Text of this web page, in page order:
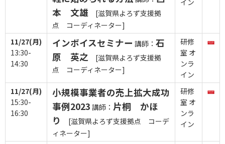
本 文雄 [滋賀県よろず支援拠
点 コーディネーター]
イン
11/27(月)
13:30-
14:30
インボイスセミナー 講師： 石
原 英之 [滋賀県よろず支援拠
点 コーディネーター]
研修
室 オ
ンラ
イン
11/27(月)
15:30-
16:30
小規模事業者の売上拡大成功
事例2023 講師： 片桐 かほ
り
[滋賀県よろず支援拠点 コーデ
ィネーター]
研修
室 オ
ンラ
イン